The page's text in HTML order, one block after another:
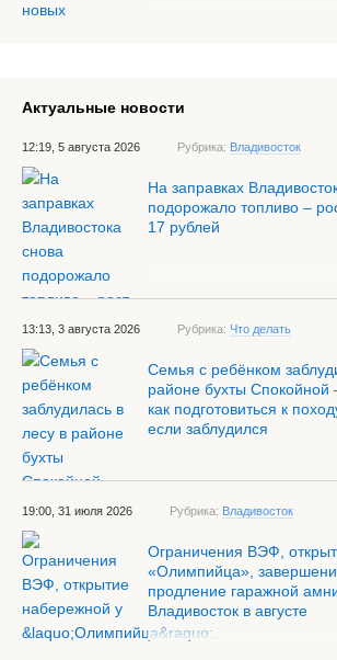
Актуальные новости
12:19, 5 августа 2026 Рубрика: Владивосток
На заправках
подорожало топливо –
17 рублей
13:13, 3 августа 2026 Рубрика: Что делать
Семья с ребёнком
районе бухты
как подготовиться к
если заблудился
19:00, 31 июля 2026 Рубрика: Владивосток
Ограничения ВЭФ,
«Олимпийца»,
продление гаражной
Владивосток в августе